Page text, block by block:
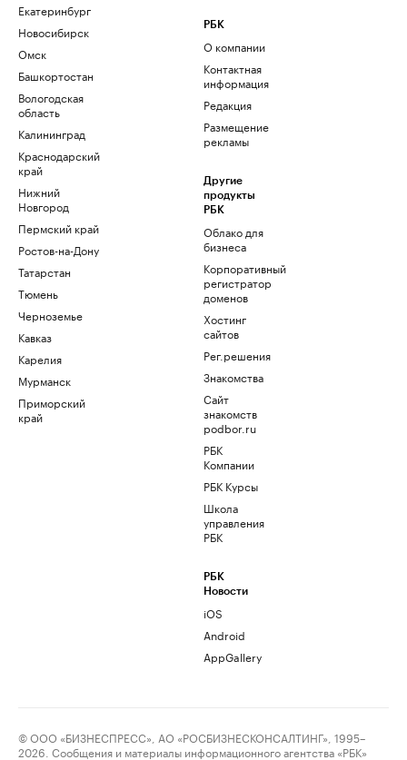
Екатеринбург
Новосибирск
Омск
Башкортостан
Вологодская
область
Калининград
Краснодарский
край
Нижний
Новгород
Пермский край
Ростов-на-Дону
Татарстан
Тюмень
Черноземье
Кавказ
Карелия
Мурманск
Приморский
край
РБК
О компании
Контактная
информация
Редакция
Размещение
рекламы
Другие
продукты
РБК
Облако для
бизнеса
Корпоративный
регистратор
доменов
Хостинг
сайтов
Рег.решения
Знакомства
Сайт
знакомств
podbor.ru
РБК
Компании
РБК Курсы
Школа
управления
РБК
РБК
Новости
iOS
Android
AppGallery
© ООО «БИЗНЕСПРЕСС», АО «РОСБИЗНЕСКОНСАЛТИНГ», 1995–
2026. Сообщения и материалы информационного агентства «РБК»